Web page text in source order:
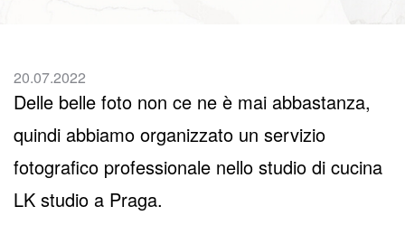
20.07.2022
Delle belle foto non ce ne è mai abbastanza,
quindi abbiamo organizzato un servizio
fotografico professionale nello studio di cucina
LK studio a Praga.